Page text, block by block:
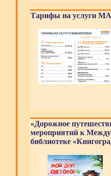
Тарифы на услуги
«Дорожное
мероприятий к
библиотеке